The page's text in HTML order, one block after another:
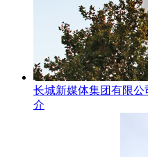
长城新媒体集团有限
介